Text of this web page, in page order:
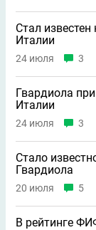
Стал
Италии
24 июля 3
Гвардиола
Италии
24 июля 3
Стало
Гвардиола
20 июля 5
В рейтинге